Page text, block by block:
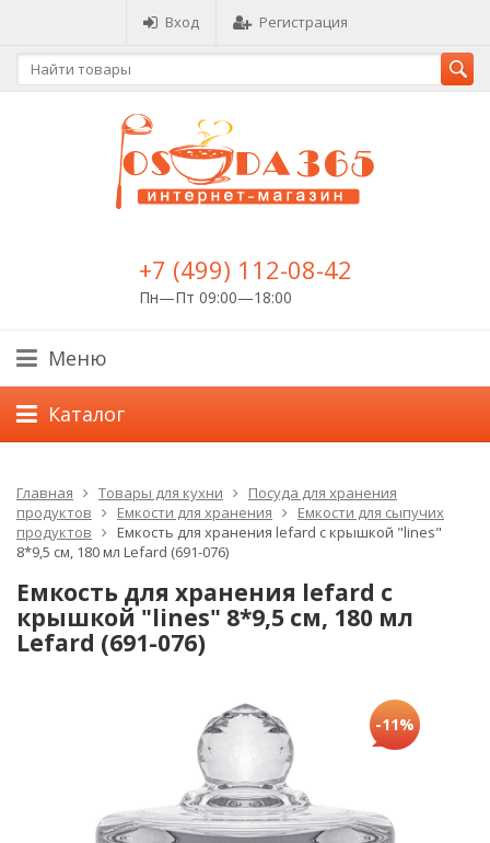
Вход Регистрация
+7 (499) 112-08-42
Пн—Пт 09:00—18:00
Меню
Каталог
Главная Товары для кухни
Посуда для хранения
продуктов
Емкости для хранения
Емкости для сыпучих
продуктов
Емкость для хранения lefard с крышкой "lines"
8*9,5 см, 180 мл Lefard (691-076)
Емкость для хранения lefard с
крышкой "lines" 8*9,5 см, 180 мл
Lefard (691-076)
-11%